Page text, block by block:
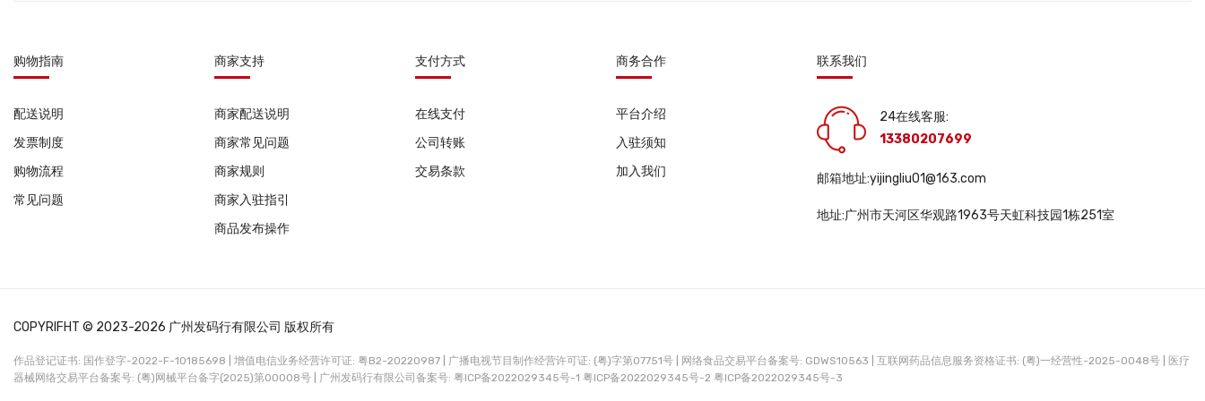
购物指南
配送说明
发票制度
购物流程
常见问题
商家支持
商家配送说明
商家常见问题
商家规则
商家入驻指引
商品发布操作
支付方式
在线支付
公司转账
交易条款
商务合作
平台介绍
入驻须知
加入我们
联系我们
24在线客服:
13380207699
邮箱地址:yijingliu01@163.com
地址:广州市天河区华观路1963号天虹科技园1栋251室
COPYRIFHT © 2023-2026 广州发码行有限公司 版权所有
作品登记证书: 国作登字-2022-F-10185698 | 增值电信业务经营许可证: 粤B2-20220987 | 广播电视节目制作经营许可证: (粤)字第07751号 | 网络食品交易平台备案号: GDWS10563 | 互联网药品信息服务资格证书: (粤)一经营性-2025-0048号 |
医疗
器械网络交易平台备案号: (粤)网械平台备字(2025)第00008号 | 广州发码行有限公司备案号: 粤ICP备2022029345号-1 粤ICP备2022029345号-2 粤ICP备2022029345号-3